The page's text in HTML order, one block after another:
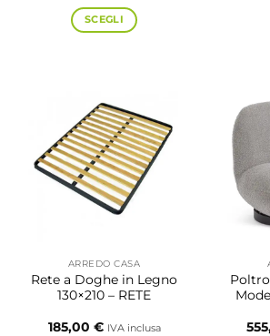
SCEGLI
varianti.
Le
opzioni
possono
essere
scelte
del
prodotto
ARREDO CASA
Rete a Doghe in Legno
130×210 – RETE
185,00 € IVA inclusa